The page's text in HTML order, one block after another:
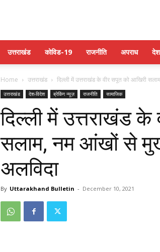
उत्तराखंड कोविड-19 राजनीति अपराध
Home उत्तराखंड दिल्ली में उत्तराखंड के वीर सपूत को आखिरी
उत्तराखंड देश-विदेश ब्रेकिंग न्यूज़ राजनीति सामाजिक
दिल्ली में उत्तराखंड
सलाम, नम आंखों से
अलविदा
By Uttarakhand Bulletin - December 10, 2021